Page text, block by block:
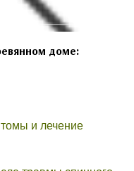
доме:
и лечение